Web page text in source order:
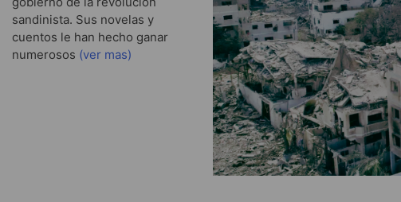
sandinista. Sus novelas y
cuentos le han hecho ganar
numerosos (ver mas)